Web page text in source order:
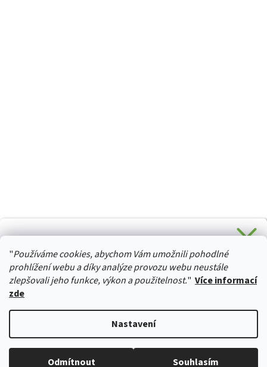
"Používáme cookies, abychom Vám umožnili pohodlné
prohlížení webu a díky analýze provozu webu neustále
zlepšovali jeho funkce, výkon a použitelnost." Více informací
zde
Nastavení
Odmítnout Souhlasím
HURTTA-COLLECTION.CZ
Copyright 2026izviratka.cz. Všechna práva vyhrazena.Upravit
Stačí se přihlásit k odběru novinek z našeho obchodu a je
Vaše :)
Ano, chci se přihlásit
Zásady zpracování osobních údajů